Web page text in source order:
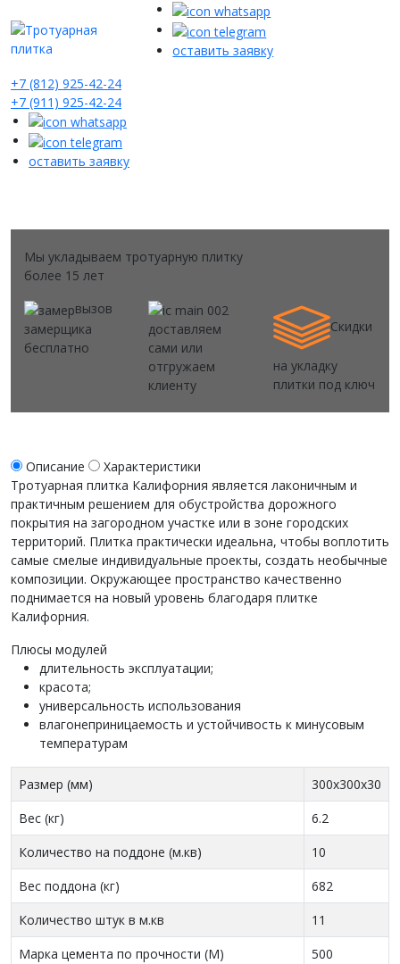
оставить заявку
+7 (812) 925-42-24
+7 (911) 925-42-24
оставить заявку
Мы укладываем тротуарную плитку
более 15 лет
вызов
замерщика
бесплатно
доставляем
сами или
отгружаем
клиенту
Скидки
на укладку
плитки под ключ
Описание
Характеристики
Тротуарная плитка Калифорния является лаконичным и
практичным решением для обустройства дорожного
покрытия на загородном участке или в зоне городских
территорий. Плитка практически идеальна, чтобы воплотить
самые смелые индивидуальные проекты, создать необычные
композиции. Окружающее пространство качественно
поднимается на новый уровень благодаря плитке
Калифорния.
Плюсы модулей
длительность эксплуатации;
красота;
универсальность использования
влагонеприницаемость и устойчивость к минусовым
температурам
Размер (мм)
300x300x30
Вес (кг)
6.2
Количество на поддоне (м.кв)
10
Вес поддона (кг)
682
Количество штук в м.кв
11
Марка цемента по прочности (M)
500